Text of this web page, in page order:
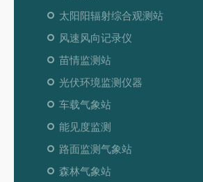
太阳阳辐射综合观测站
风速风向记录仪
苗情监测站
光伏环境监测仪器
车载气象站
能见度监测
路面监测气象站
森林气象站